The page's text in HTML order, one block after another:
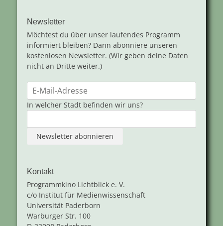
Newsletter
Möchtest du über unser laufendes Programm
informiert bleiben? Dann abonniere unseren
kostenlosen Newsletter. (Wir geben deine Daten
nicht an Dritte weiter.)
In welcher Stadt befinden wir uns?
Kontakt
Programmkino Lichtblick e. V.
c/o Institut für Medienwissenschaft
Universität Paderborn
Warburger Str. 100